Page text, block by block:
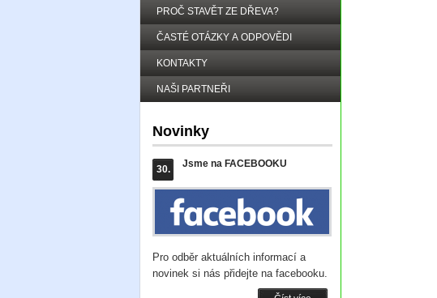
PROČ STAVĚT ZE DŘEVA?
ČASTÉ OTÁZKY A ODPOVĚDI
KONTAKTY
NAŠI PARTNEŘI
Novinky
30. Jsme na FACEBOOKU
Pro odběr aktuálních informací a
novinek si nás přidejte na facebooku.